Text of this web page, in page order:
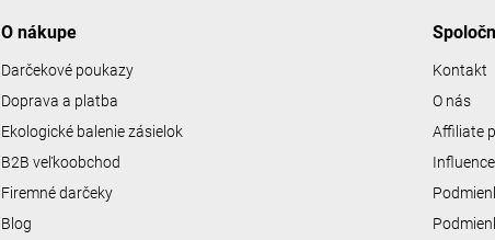
O nákupe
Darčekové poukazy
Doprava a platba
Ekologické balenie zásielok
B2B veľkoobchod
Firemné darčeky
Blog
Kontakt
O nás
Affiliate